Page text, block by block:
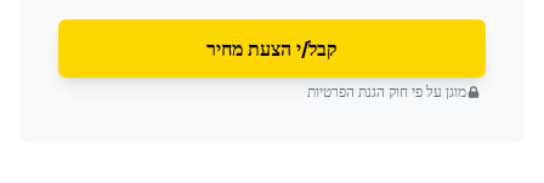
קבל/י הצעת מחיר
מוגן על פי חוק הגנת הפרטיות